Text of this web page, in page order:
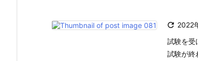
 2022
試験を受
試験が終